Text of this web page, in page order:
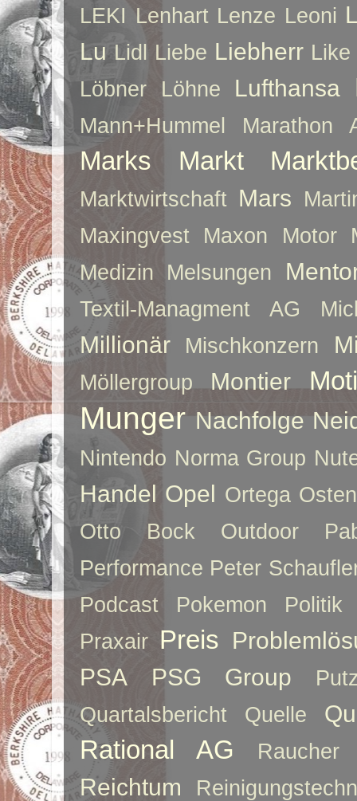
LEKI Lenhart Lenze Leoni
Lu Lidl Liebe Liebherr Like
Löbner
Löhne Lufthansa
Mann+Hummel Marathon
Marks Markt
Marktwirtschaft Mars
Maxingvest
Maxon Motor
Medizin
Melsungen
Textil-Managment AG
Millionär Mischkonzern
Möllergroup Montier
Munger Nachfolge
Nintendo Norma Group
Handel Opel Ortega Osten
Otto Bock
Outdoor
Performance Peter
Podcast
Pokemon
Politik
Praxair Preis
PSA
PSG Group
Quartalsbericht
Quelle
Rational AG Raucher
Reichtum